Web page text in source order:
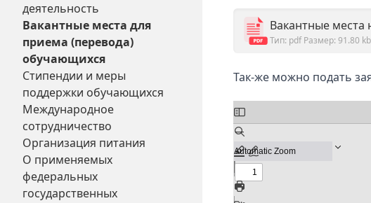
деятельность
Вакантные места для
приема (перевода)
обучающихся
Стипендии и меры
поддержки обучающихся
Международное
сотрудничество
Организация питания
О применяемых
федеральных
государственных
Вакантные места
Тип: pdf Размер: 91.80 kb
Так-же можно подать